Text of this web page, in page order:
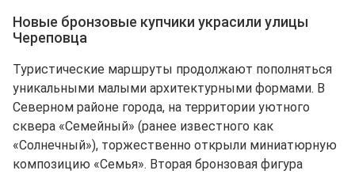
Новые бронзовые купчики украсили улицы
Череповца
Туристические маршруты продолжают пополняться
уникальными малыми архитектурными формами. В
Северном районе города, на территории уютного
сквера «Семейный» (ранее известного как
«Солнечный»), торжественно открыли миниатюрную
композицию «Семья». Вторая бронзовая фигура